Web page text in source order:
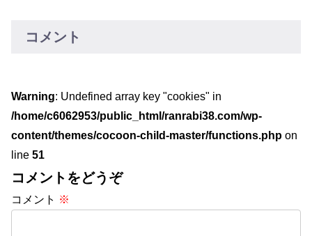
コメント
Warning: Undefined array key "cookies" in
/home/c6062953/public_html/ranrabi38.com/wp-
content/themes/cocoon-child-master/functions.php on
line 51
コメントをどうぞ
コメント ※